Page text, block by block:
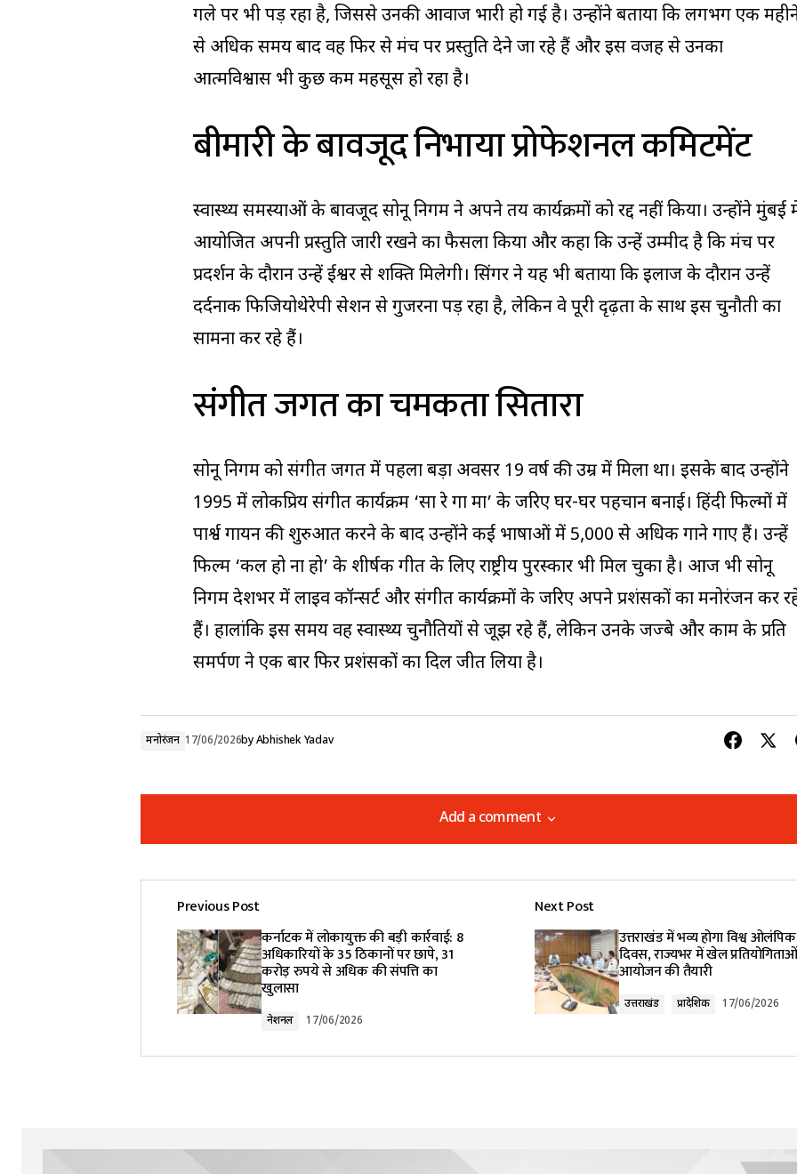
गले पर भी पड़ रहा है, जिससे उनकी आवाज भारी हो गई है। उन्होंने बताया कि लगभग एक
से अधिक समय बाद वह फिर से मंच पर प्रस्तुति देने जा रहे हैं और इस वजह से उनका
आत्मविश्वास भी कुछ कम महसूस हो रहा है।
बीमारी के बावजूद निभाया प्रोफेशनल कमिटमेंट
स्वास्थ्य समस्याओं के बावजूद सोनू निगम ने अपने तय कार्यक्रमों को रद्द नहीं किया। उन्होंने मुंबई
आयोजित अपनी प्रस्तुति जारी रखने का फैसला किया और कहा कि उन्हें उम्मीद है कि मंच पर
प्रदर्शन के दौरान उन्हें ईश्वर से शक्ति मिलेगी। सिंगर ने यह भी बताया कि इलाज के दौरान उन्हें
दर्दनाक फिजियोथेरेपी सेशन से गुजरना पड़ रहा है, लेकिन वे पूरी दृढ़ता के साथ इस चुनौती का
सामना कर रहे हैं।
संगीत जगत का चमकता सितारा
सोनू निगम को संगीत जगत में पहला बड़ा अवसर 19 वर्ष की उम्र में मिला था। इसके बाद उन्होंने
1995 में लोकप्रिय संगीत कार्यक्रम ‘सा रे गा मा’ के जरिए घर-घर पहचान बनाई। हिंदी फिल्मों में
पार्श्व गायन की शुरुआत करने के बाद उन्होंने कई भाषाओं में 5,000 से अधिक गाने गाए हैं। उन्हें
फिल्म ‘कल हो ना हो’ के शीर्षक गीत के लिए राष्ट्रीय पुरस्कार भी मिल चुका है। आज भी सोनू
निगम देशभर में लाइव कॉन्सर्ट और संगीत कार्यक्रमों के जरिए अपने प्रशंसकों का मनोरंजन कर
हैं। हालांकि इस समय वह स्वास्थ्य चुनौतियों से जूझ रहे हैं, लेकिन उनके जज्बे और काम के प्रति
समर्पण ने एक बार फिर प्रशंसकों का दिल जीत लिया है।
मनोरंजन 17/06/2026byAbhishek Yadav
Add a comment
Add a comment
Your email address will not be published.Required fields are marked*
Comment*
Submit Comment
Previous Post
कर्नाटक में लोकायुक्त की बड़ी कार्रवाई: 8
अधिकारियों के 35 ठिकानों पर छापे, 31
करोड़ रुपये से अधिक की संपत्ति का
खुलासा
नेशनल 17/06/2026
Next Post
उत्तराखंड में भव्य होगा विश्व ओलंपिक
दिवस, राज्यभर में खेल
आयोजन की तैयारी
उत्तराखंड प्रादेशिक 17/06/2026